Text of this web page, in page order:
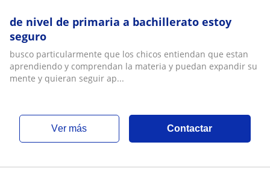
de nivel de primaria a bachillerato estoy
seguro
busco particularmente que los chicos entiendan que estan
aprendiendo y comprendan la materia y puedan expandir su
mente y quieran seguir ap...
ver más Contactar